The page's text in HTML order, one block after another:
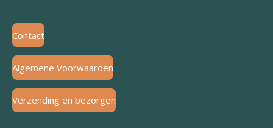
Contact
Algemene Voorwaarden
Verzending en bezorgen